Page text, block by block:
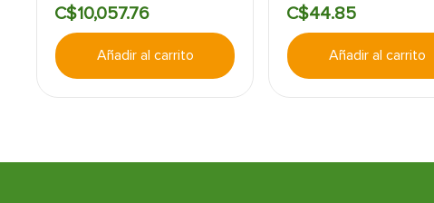
C$10,057.76
Añadir al carrito
C$44.85
Añadir al carrito